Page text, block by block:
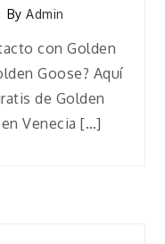
By Admin
con Golden
Goose? Aquí
de Golden
Venecia […]